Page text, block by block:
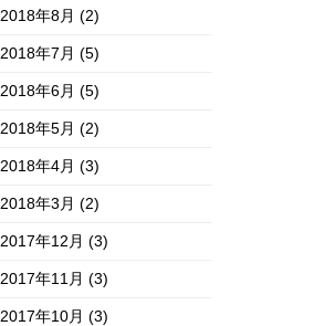
2018年8月(2)
2018年7月(5)
2018年6月(5)
2018年5月(2)
2018年4月(3)
2018年3月(2)
2017年12月(3)
2017年11月(3)
2017年10月(3)